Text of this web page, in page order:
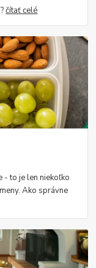
čítať celé
- to je len niekoľko
Ako správne